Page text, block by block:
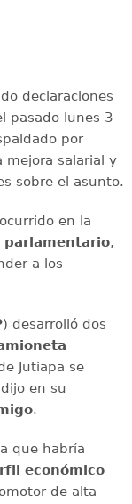
declaraciones
pasado lunes 3
por
salarial y
sobre el asunto.
en la
parlamentario,
a los
) desarrolló dos
Jutiapa se
en su
.
que habría
económico
de alta